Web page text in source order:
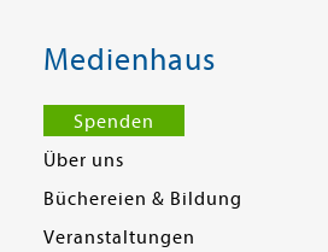
Medienhaus
Spenden
Über uns
Büchereien & Bildung
Veranstaltungen